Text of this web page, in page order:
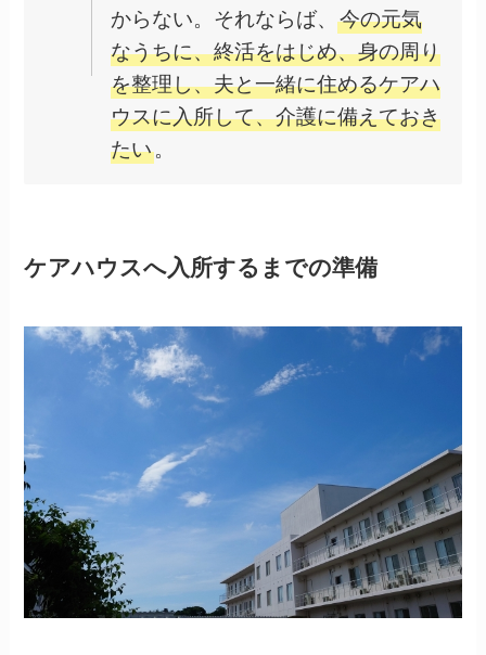
からない。それならば、今の元気
なうちに、終活をはじめ、身の周り
を整理し、夫と一緒に住めるケアハ
ウスに入所して、介護に備えておき
たい。
ケアハウスへ入所するまでの準備